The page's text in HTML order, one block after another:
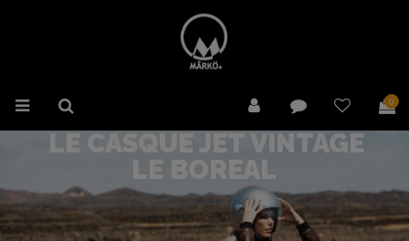
0
LE CASQUE JET VINTAGE
LE BORÉAL